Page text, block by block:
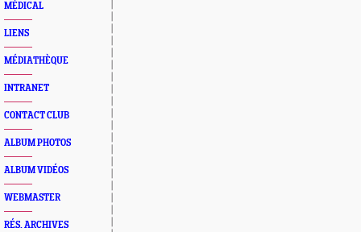
MÉDICAL
LIENS
MÉDIATHÈQUE
INTRANET
CONTACT CLUB
ALBUM PHOTOS
ALBUM VIDÉOS
WEBMASTER
RÉS. ARCHIVES